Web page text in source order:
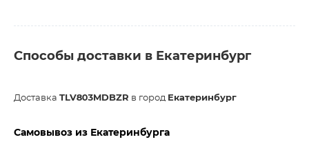
Способы доставки в Екатеринбург
Доставка TLV803MDBZR в город Екатеринбург
Самовывоз из Екатеринбурга